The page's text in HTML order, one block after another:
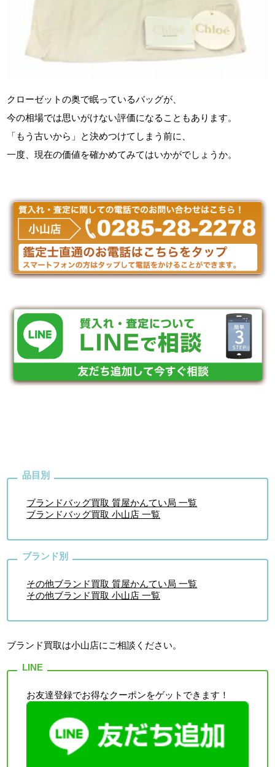
クローゼットの奥で眠っているバッグが、
今の相場では思いがけない評価になることもあります。
「もう古いから」と決めつけてしまう前に、
一度、現在の価値を確かめてみてはいかがでしょうか。
ブランドバッグ買取 質屋かんてい局 一覧
ブランドバッグ買取 小山店 一覧
その他ブランド買取 質屋かんてい局 一覧
その他ブランド買取 小山店 一覧
ブランド買取は小山店にご相談ください。
お友達登録でお得なクーポンをゲットできます！